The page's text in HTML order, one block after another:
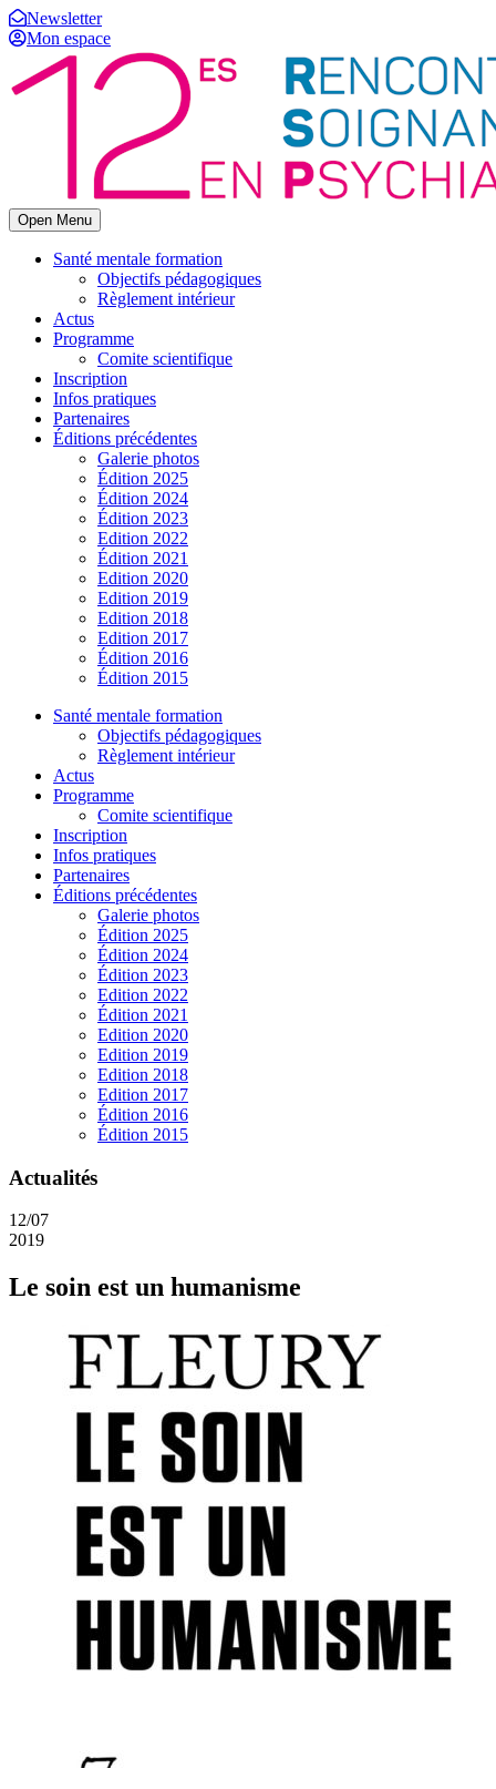
Newsletter
Mon espace
Open Menu
Santé mentale formation
Objectifs pédagogiques
Règlement intérieur
Actus
Programme
Comite scientifique
Inscription
Infos pratiques
Partenaires
Éditions précédentes
Galerie photos
Édition 2025
Édition 2024
Édition 2023
Edition 2022
Édition 2021
Edition 2020
Edition 2019
Edition 2018
Edition 2017
Édition 2016
Édition 2015
Santé mentale formation
Objectifs pédagogiques
Règlement intérieur
Actus
Programme
Comite scientifique
Inscription
Infos pratiques
Partenaires
Éditions précédentes
Galerie photos
Édition 2025
Édition 2024
Édition 2023
Edition 2022
Édition 2021
Edition 2020
Edition 2019
Edition 2018
Edition 2017
Édition 2016
Édition 2015
Actualités
12/07
2019
Le soin est un humanisme